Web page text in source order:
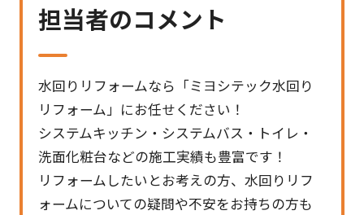
担当者のコメント
水回りリフォームなら「ミヨシテック水回り
リフォーム」にお任せください！
システムキッチン・システムバス・トイレ・
洗面化粧台などの施工実績も豊富です！
リフォームしたいとお考えの方、水回りリフ
ォームについての疑問や不安をお持ちの方も